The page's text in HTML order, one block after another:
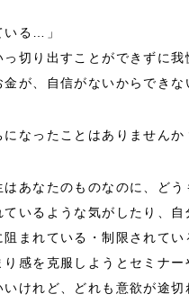
いる…」
っ切り出すことができずに我
金が、自信がないからできな
になったことはありませんか
はあなたのものなのに、どう
ているような気がしたり、
阻まれている・制限されてい
り感を克服しようとセミナー
けれど、どれも意欲が途切